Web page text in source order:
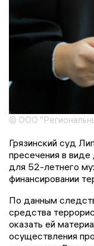
© ООО
Грязинский суд
пресечения в
для 52-летнего
финансировании
По данным
средства
оказать ей
осуществления